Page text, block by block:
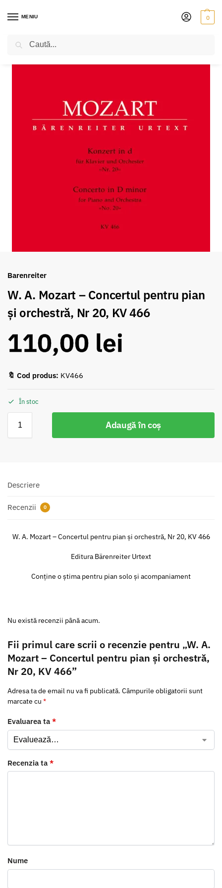
MENIU 0
Barenreiter
W. A. Mozart – Concertul pentru pian
și orchestră, Nr 20, KV 466
110,00 lei
🔖 Cod produs: KV466
În stoc
Adaugă în coș
Descriere
Recenzii 0
W. A. Mozart – Concertul pentru pian și orchestră, Nr 20, KV 466
Editura Bärenreiter Urtext
Conține o știma pentru pian solo și acompaniament
Nu există recenzii până acum.
Fii primul care scrii o recenzie pentru „W. A.
Mozart – Concertul pentru pian și orchestră,
Nr 20, KV 466”
Adresa ta de email nu va fi publicată. Câmpurile obligatorii sunt
marcate cu *
Evaluarea ta *
Recenzia ta *
Nume